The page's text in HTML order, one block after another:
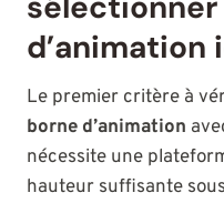
d’animation
Le premier critère à
borne d’animation
nécessite une
hauteur suffisante